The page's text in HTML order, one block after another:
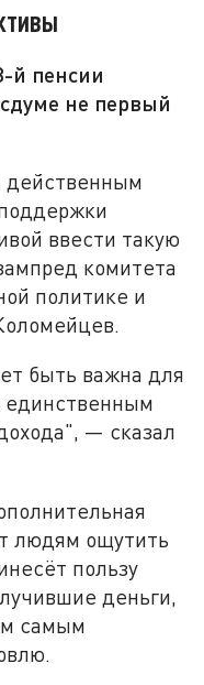
й пенсии
не первый
действенным
ввести такую
комитета
политике и
быть важна для
единственным
— сказал
людям ощутить
пользу
деньги,
самым